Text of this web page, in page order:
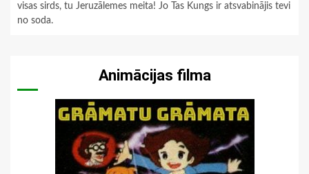
visas sirds, tu Jeruzālemes meita! Jo Tas Kungs ir atsvabinājis tevi
no soda.
Animācijas filma